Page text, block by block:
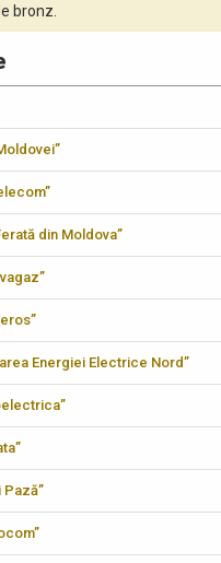
bronz.
din Moldova”
Energiei Electrice Nord”
Pază”